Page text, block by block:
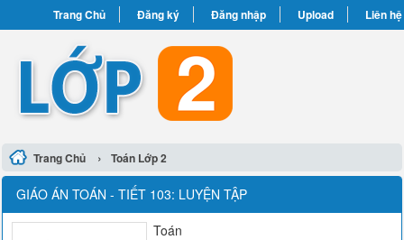
Trang Chủ Đăng ký Đăng nhập Upload Liên hệ
Trang Chủ › Toán Lớp 2
GIÁO ÁN TOÁN - TIẾT 103: LUYỆN TẬP
Toán